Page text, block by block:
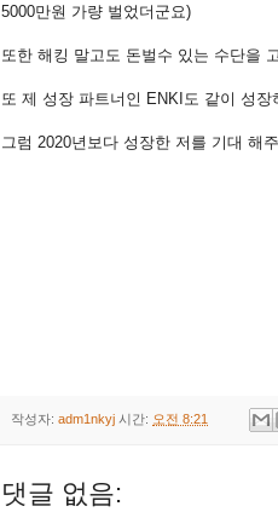
5000만원 가량 벌었더군요)
또한 해킹 말고도 돈벌수 있는 수단을
또 제 성장 파트너인 ENKI도 같이 성
그럼 2020년보다 성장한 저를 기대 해
작성자: adm1nkyj 시간: 오전 8:21
댓글 없음: